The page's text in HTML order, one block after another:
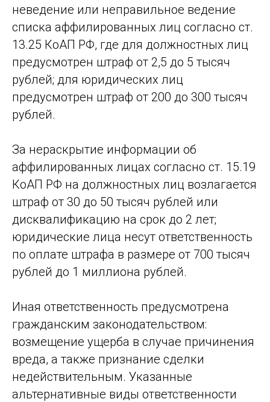
неведение или неправильное ведение
списка аффилированных лиц согласно ст.
13.25 КоАП РФ, где для должностных лиц
предусмотрен штраф от 2,5 до 5 тысяч
рублей; для юридических лиц
предусмотрен штраф от 200 до 300 тысяч
рублей.
За нераскрытие информации об
аффилированных лицах согласно ст. 15.19
КоАП РФ на должностных лиц возлагается
штраф от 30 до 50 тысяч рублей или
дисквалификацию на срок до 2 лет;
юридические лица несут ответственность
по оплате штрафа в размере от 700 тысяч
рублей до 1 миллиона рублей.
Иная ответственность предусмотрена
гражданским законодательством:
возмещение ущерба в случае причинения
вреда, а также признание сделки
недействительным. Указанные
альтернативные виды ответственности